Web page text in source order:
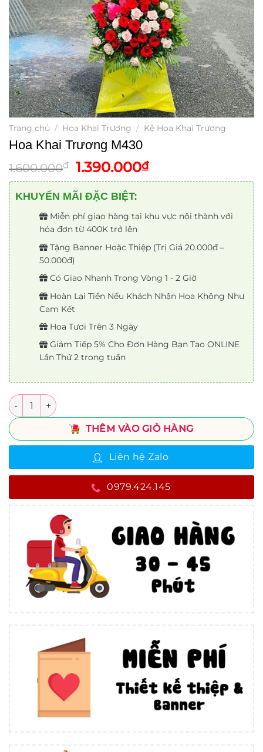
Trang chủ / Hoa Khai Trương / Kệ Hoa Khai Trương
Hoa Khai Trương M430
1.600.000₫
Giá
gốc
là:
1.600.000₫.
1.390.000₫Giá
hiện
là:
1.390.000₫.
KHUYẾN MÃI ĐẶC BIỆT:
Miễn phí giao hàng tại khu vực nội thành với
hóa đơn từ 400K trở lên
Tặng Banner Hoặc Thiệp (Trị Giá 20.000đ –
50.000đ)
Có Giao Nhanh Trong Vòng 1 - 2 Giờ
Hoàn Lại Tiền Nếu Khách Nhận Hoa Không Như
Cam Kết
Hoa Tươi Trên 3 Ngày
Giảm Tiếp 5% Cho Đơn Hàng Bạn Tạo ONLINE
Lần Thứ 2 trong tuần
Số lượng
THÊM VÀO GIỎ HÀNG
Liên hệ Zalo
0979.424.145